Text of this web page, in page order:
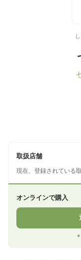
取扱店舗
現在、登録されている
オンラインで購入
※